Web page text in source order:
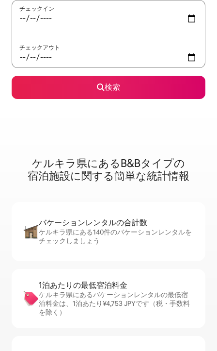
チェックイン
チェックアウト
検索
ケルキラ県に⁠あ⁠るB&B⁠タ⁠イ⁠プ⁠の
宿⁠泊⁠施⁠設⁠に関⁠す⁠る簡⁠単⁠な統⁠計⁠情⁠報
バケーションレ⁠ン⁠タ⁠ル⁠の合⁠計⁠数
ケルキラ県にある140件のバケーションレンタルを
チェックしましょう
1泊あたりの最⁠低⁠宿⁠泊⁠料⁠金
ケルキラ県にあるバケーションレンタルの最低宿
泊料金は、1泊あたり¥4,753 JPYです（税・手数料
を除く）